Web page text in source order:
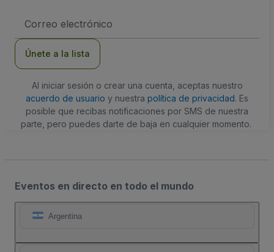
de
Únete a la lista
Al iniciar sesión o crear una cuenta, aceptas nuestro
acuerdo de usuario y nuestra política de privacidad. Es
posible que recibas notificaciones por SMS de nuestra
parte, pero puedes darte de baja en cualquier momento.
Eventos en directo en todo el mundo
Argentina